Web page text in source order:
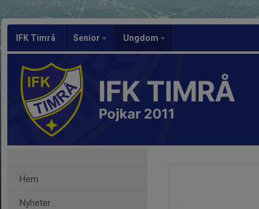
IFK Timrå Senior Ungdom
IFK TIMRÅ
Pojkar 2011
Hem
Nyheter